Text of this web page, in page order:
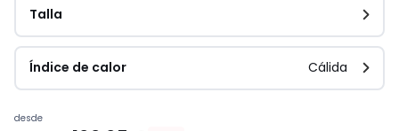
Talla
Índice de calor Cálida
Precio
desde